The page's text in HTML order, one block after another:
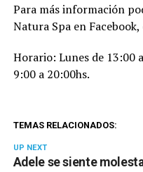
Para más información
Natura Spa en Facebook,
Horario: Lunes de 13:00
9:00 a 20:00hs.
TEMAS RELACIONADOS:
UP NEXT
Adele se siente